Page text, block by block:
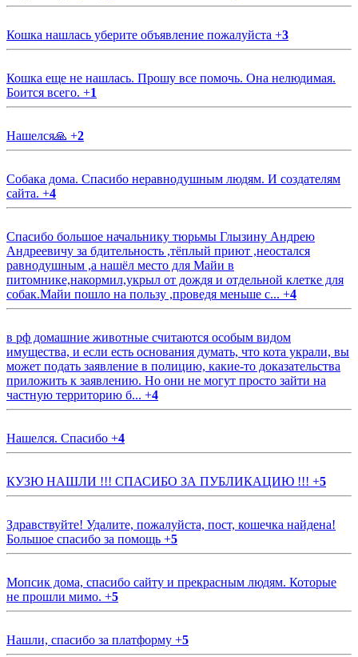
Кошка нашлась уберите объявление пожалуйста +3
Кошка еще не нашлась. Прошу все помочь. Она нелюдимая.
Боится всего. +1
Нашелся🙏 +2
Собака дома. Спасибо неравнодушным людям. И создателям
сайта. +4
Спасибо большое начальнику тюрьмы Глызину Андрею
Андреевичу за бдительность ,тёплый приют ,неостался
равнодушным ,а нашёл место для Майи в
питомнике,накормил,укрыл от дождя и отдельной клетке для
собак.Майи пошло на пользу ,проведя меньше с... +4
в рф домашние животные считаются особым видом
имущества, и если есть основания думать, что кота украли, вы
может подать заявление в полицию, какие-то доказательства
приложить к заявлению. Но они не могут просто зайти на
частную территорию б... +4
Нашелся. Спасибо +4
КУЗЮ НАШЛИ !!! СПАСИБО ЗА ПУБЛИКАЦИЮ !!! +5
Здравствуйте! Удалите, пожалуйста, пост, кошечка найдена!
Большое спасибо за помощь +5
Мопсик дома, спасибо сайту и прекрасным людям. Которые
не прошли мимо. +5
Нашли, спасибо за платформу +5